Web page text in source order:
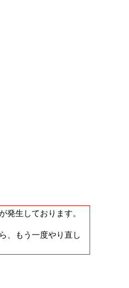
発生しております。
、もう一度やり直し